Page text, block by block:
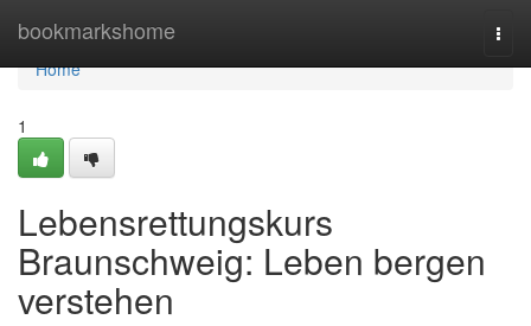
bookmarkshome
Home
Home
1
Lebensrettungskurs
Braunschweig: Leben bergen
verstehen